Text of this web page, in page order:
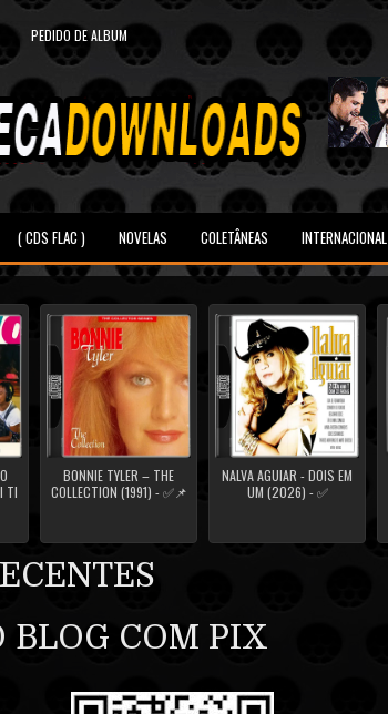
PEDIDO DE ALBUM
( CDS FLAC ) NOVELAS COLETÂNEAS INTERNACIONAL
TI
BONNIE TYLER – THE
COLLECTION (1991) - ✅📌
NALVA AGUIAR - DOIS EM
UM (2026) - ✅
BLOG COM PIX